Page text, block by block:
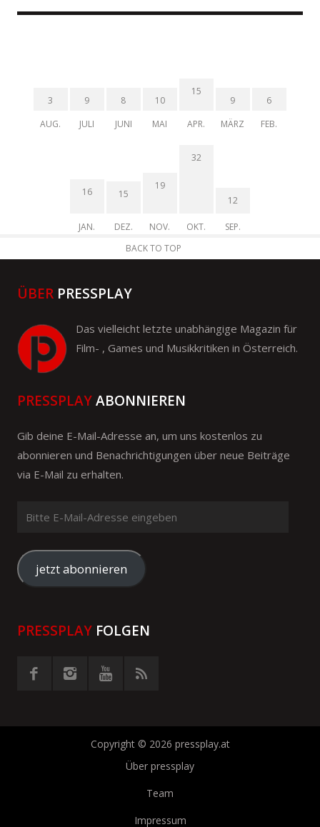
3
AUG.
9
JULI
8
JUNI
10
MAI
15
APR.
9
MÄRZ
6
FEB.
16
JAN.
15
DEZ.
19
NOV.
32
OKT.
12
SEP.
BACK TO TOP
ÜBER PRESSPLAY
Das vielleicht letzte unabhängige Magazin für
Film- , Games und Musikkritiken in Österreich.
PRESSPLAYABONNIEREN
Gib deine E-Mail-Adresse an, um uns kostenlos zu
abonnieren und Benachrichtigungen über neue Beiträge
via E-Mail zu erhalten.
Mail-
Adresse
eingeben
jetzt abonnieren
PRESSPLAY FOLGEN
Copyright © 2026 pressplay.at
Über pressplay
Team
Impressum